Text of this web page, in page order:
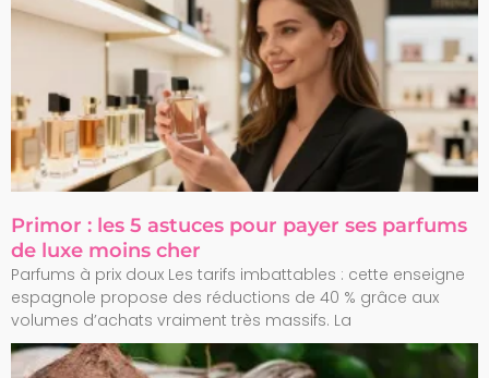
Primor : les 5 astuces pour payer ses parfums
de luxe moins cher
Parfums à prix doux Les tarifs imbattables : cette enseigne
espagnole propose des réductions de 40 % grâce aux
volumes d’achats vraiment très massifs. La